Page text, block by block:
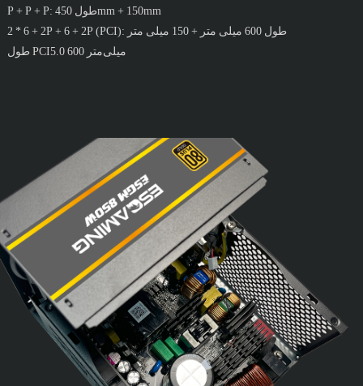
P + P + P: طول 450mm + 150mm
2 * 6 + 2P + 6 + 2P (PCI): طول 600 میلی متر + 150 میلی متر
طول PCI5.0 600 میلی‌متر